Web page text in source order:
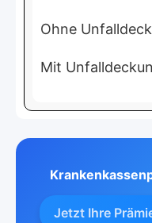
Ohne
Mit
Jetzt Ihre